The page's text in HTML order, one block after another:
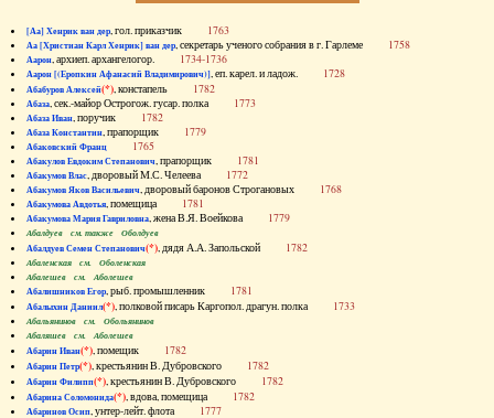
[Аа] Хенрик ван дер, гол. приказчик 1763
Аа [Христиан Карл Хенрик] ван дер, секретарь ученого собрания в г. Гарлеме 1758
Аарон, архиеп. архангелогор. 1734-1736
Аарон [(Еропкин Афанасий Владимирович)], еп. карел. и ладож. 1728
Абабуров Алексей(*), констапель 1782
Абаза, сек.-майор Острогож. гусар. полка 1773
Абаза Иван, поручик 1782
Абаза Константин, прапорщик 1779
Абаковский Франц 1765
Абакулов Евдоким Степанович, прапорщик 1781
Абакумов Влас, дворовый М.С. Челеева 1772
Абакумов Яков Васильевич, дворовый баронов Строгановых 1768
Абакумова Авдотья, помещица 1781
Абакумова Мария Гавриловна, жена В.Я. Воейкова 1779
Абалдуев см. также Оболдуев
Абалдуев Семен Степанович(*), дядя А.А. Запольской 1782
Абаленская см. Оболенская
Абалешев см. Аболешев
Абалишников Егор, рыб. промышленник 1781
Абалыхин Даниил(*), полковой писарь Каргопол. драгун. полка 1733
Абальянинов см. Обольянинов
Абаляшев см. Аболешев
Абарин Иван(*), помещик 1782
Абарин Петр(*), крестьянин В. Дубровского 1782
Абарин Филипп(*), крестьянин В. Дубровского 1782
Абарина Соломонида(*), вдова, помещица 1782
Абаринов Осип, унтер-лейт. флота 1777